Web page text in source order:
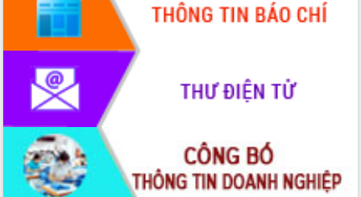
Đắk Lắk nâng cao hiệu quả công tác
Đảng từ Sổ tay đảng viên điện tử
Đắk Lắk đẩy mạnh nuôi biển công
nghệ, hướng tới phát triển thủy sản
bền vững
Tập huấn nâng cao năng lực triển khai
chuyển đổi số cho cán bộ, công chức
cấp xã
Đắk Lắk phát động hưởng ứng Ngày
Quyền của người tiêu dùng Việt Nam
2026